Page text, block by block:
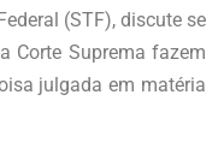
(STF), discute se
Corte Suprema fazem
julgada em matéria